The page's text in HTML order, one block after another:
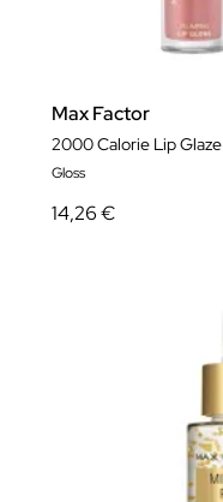
Max Factor
2000 Calorie Lip Glaze
Gloss
14,26 €